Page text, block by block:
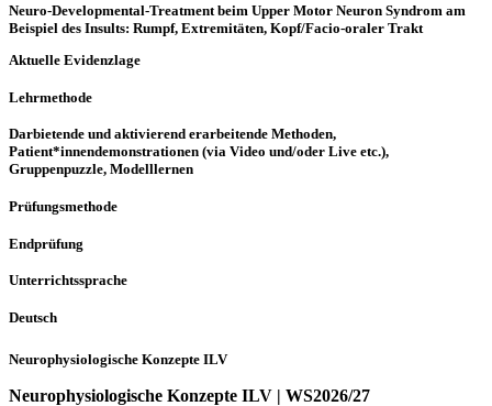
Neuro-Developmental-Treatment beim Upper Motor Neuron Syndrom am
Beispiel des Insults: Rumpf, Extremitäten, Kopf/Facio-oraler Trakt
Aktuelle Evidenzlage
Lehrmethode
Darbietende und aktivierend erarbeitende Methoden,
Patient*innendemonstrationen (via Video und/oder Live etc.),
Gruppenpuzzle, Modelllernen
Prüfungsmethode
Endprüfung
Unterrichtssprache
Deutsch
Neurophysiologische Konzepte ILV
Neurophysiologische Konzepte ILV | WS2026/27